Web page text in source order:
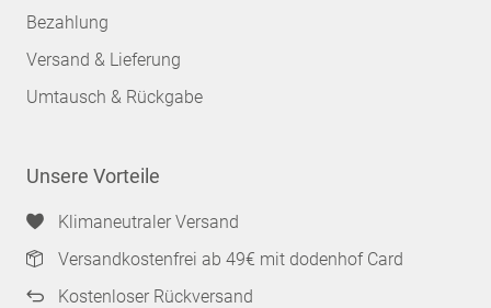
Bezahlung
Versand & Lieferung
Umtausch & Rückgabe
Unsere Vorteile
Klimaneutraler Versand
Versandkostenfrei ab 49€ mit dodenhof Card
Kostenloser Rückversand